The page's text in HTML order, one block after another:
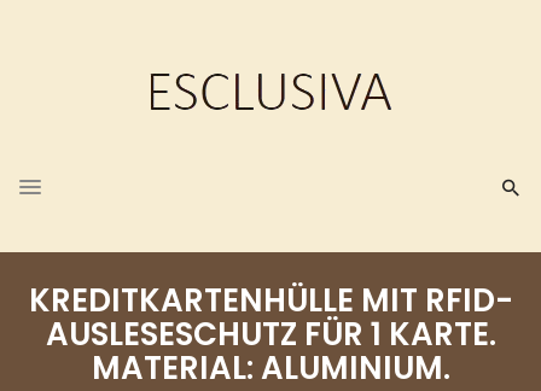
KREDITKARTENHÜLLE MIT RFID-
AUSLESESCHUTZ FÜR 1 KARTE.
MATERIAL: ALUMINIUM.